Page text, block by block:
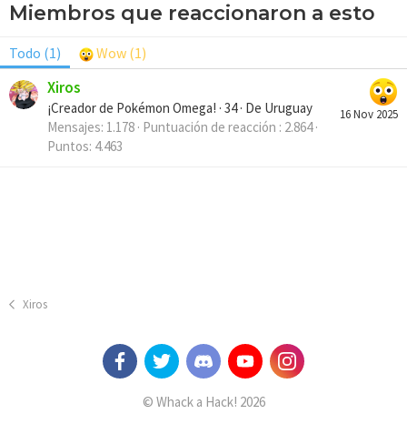
Miembros que reaccionaron a esto
Todo (1) Wow (1)
16 Nov 2025
Xiros
¡Creador de Pokémon Omega! · 34· De Uruguay
Mensajes 1.178 Puntuación de reacción 2.864
Puntos 4.463
Xiros
© Whack a Hack! 2026